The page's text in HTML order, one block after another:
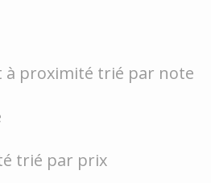
à proximité trié par note
trié par prix